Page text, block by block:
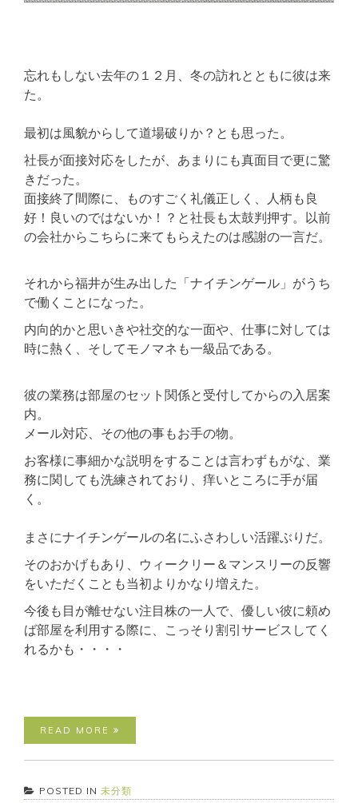
忘れもしない去年の１２月、冬の訪れとともに彼は来
た。
最初は風貌からして道場破りか？とも思った。
社長が面接対応をしたが、あまりにも真面目で更に驚
きだった。
面接終了間際に、ものすごく礼儀正しく、人柄も良
好！良いのではないか！？と社長も太鼓判押す。以前
の会社からこちらに来てもらえたのは感謝の一言だ。
それから福井が生み出した「ナイチンゲール」がうち
で働くことになった。
内向的かと思いきや社交的な一面や、仕事に対しては
時に熱く、そしてモノマネも一級品である。
彼の業務は部屋のセット関係と受付してからの入居案
内。
メール対応、その他の事もお手の物。
お客様に事細かな説明をすることは言わずもがな、業
務に関しても洗練されており、痒いところに手が届
く。
まさにナイチンゲールの名にふさわしい活躍ぶりだ。
そのおかげもあり、ウィークリー＆マンスリーの反響
をいただくことも当初よりかなり増えた。
今後も目が離せない注目株の一人で、優しい彼に頼め
ば部屋を利用する際に、こっそり割引サービスしてく
れるかも・・・・
READ MORE
POSTED IN 未分類